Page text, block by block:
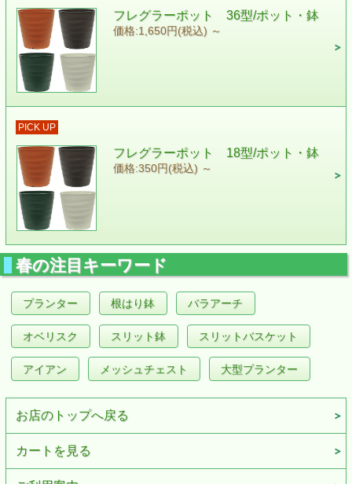
フレグラーポット 36型/ポット・鉢
価格:1,650円(税込) ～
PICK UP
フレグラーポット 18型/ポット・鉢
価格:350円(税込) ～
春の注目キーワード
プランター 根はり鉢 バラアーチ
オベリスク スリット鉢 スリットバスケット
アイアン メッシュチェスト 大型プランター
お店のトップへ戻る
カートを見る